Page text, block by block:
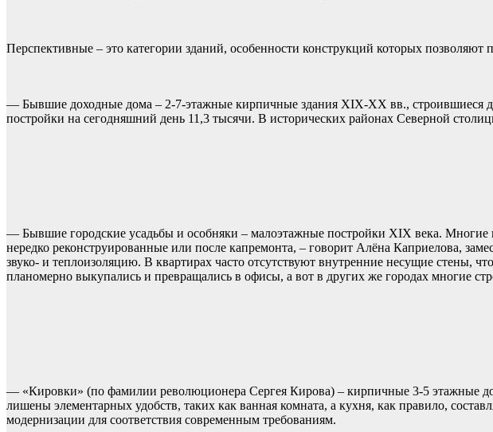
Перспективные – это категории зданий, особенности конструкций которых
— Бывшие доходные дома – 2-7-этажные кирпичные здания XIX-XX вв., строившиеся
постройки на сегодняшний день 11,3 тысячи. В исторических районах Северной
— Бывшие городские усадьбы и особняки – малоэтажные постройки XIX века.
нередко реконструированные или после капремонта, – говорит Алёна Каприелова,
звуко- и теплоизоляцию. В квартирах часто отсутствуют внутренние несущие стены,
планомерно выкупались и превращались в офисы, а вот в других же городах многие
— «Кировки» (по фамилии революционера Сергея Кирова) – кирпичные 3-5 этажные
лишены элементарных удобств, таких как ванная комната, а кухня, как правило,
модернизации для соответствия современным требованиям.